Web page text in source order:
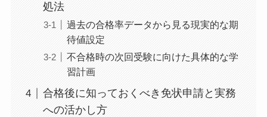
処法
過去の合格率データから見る現実的な期
待値設定
不合格時の次回受験に向けた具体的な学
習計画
合格後に知っておくべき免状申請と実務
への活かし方